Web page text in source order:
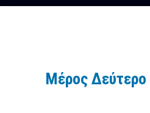
Μέρος Δεύτερο